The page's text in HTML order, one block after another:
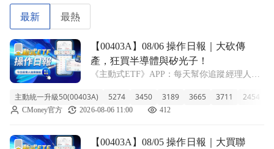
最新 最熱
前往【00403A】08/06 操作日報｜大砍傳產，狂買半導體與
【00403A】08/06 操作日報｜大砍傳
產，狂買半導體與矽光子！
《主動式ETF》APP：每天幫你追蹤經理人新
週爆發力 今天 00403A 主動統一升級50 收在
9.91 元，單日小幅上漲 1.02%。這檔規模高達
主動統一升級50(00403A) 5274 3450 3189 3665 3711 2454
CMoney官方 2026-08-06 11:00 412
前往【00403A】08/05 操作日報｜大買聯鈞與大立光，大砍
【00403A】08/05 操作日報｜大買聯